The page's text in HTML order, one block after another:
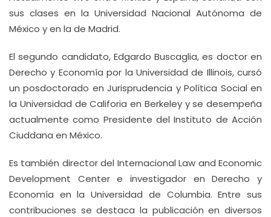
sus clases en la Universidad Nacional Autónoma de
México y en la de Madrid.
El segundo candidato, Edgardo Buscaglia, es doctor en
Derecho y Economía por la Universidad de Illinois, cursó
un posdoctorado en Jurisprudencia y Política Social en
la Universidad de Califoria en Berkeley y se desempeña
actualmente como Presidente del Instituto de Acción
Ciuddana en México.
Es también director del Internacional Law and Economic
Development Center e investigador en Derecho y
Economía en la Universidad de Columbia. Entre sus
contribuciones se destaca la publicación en diversos